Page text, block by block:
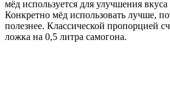
мёд используется для улучшения
Конкретно мёд использовать лучше,
полезнее. Классической пропорцией
ложка на 0,5 литра самогона.